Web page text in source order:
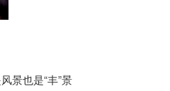
景也是“丰”景